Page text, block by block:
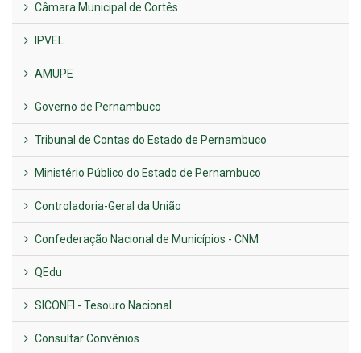
Câmara Municipal de Cortês
IPVEL
AMUPE
Governo de Pernambuco
Tribunal de Contas do Estado de Pernambuco
Ministério Público do Estado de Pernambuco
Controladoria-Geral da União
Confederação Nacional de Municípios - CNM
QEdu
SICONFI - Tesouro Nacional
Consultar Convênios